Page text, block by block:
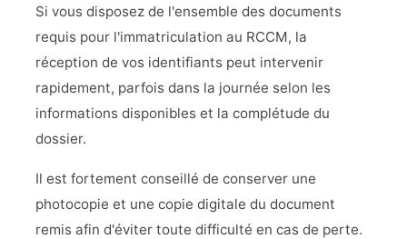
Si vous disposez de l'ensemble des documents
requis pour l'immatriculation au RCCM, la
réception de vos identifiants peut intervenir
rapidement, parfois dans la journée selon les
informations disponibles et la complétude du
dossier.
Il est fortement conseillé de conserver une
photocopie et une copie digitale du document
remis afin d'éviter toute difficulté en cas de perte.